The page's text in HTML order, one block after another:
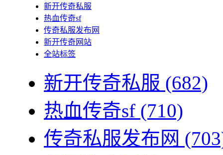
新开传奇私服
热血传奇sf
传奇私服发布网
新开传奇网站
全站标签
新开传奇私服 (682)
热血传奇sf (710)
传奇私服发布网